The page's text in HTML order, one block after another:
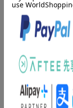
（看販会 看護書大
s/award2024）
【目次】
1 看護主任につい
2．病棟で看護師長
3．さまざまな看護
内容紹介（「